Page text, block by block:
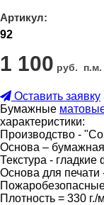
Артикул:
92
1 100 руб. п.м.
Оставить заявку
Бумажные
характеристики:
Производство -
Основа –
Текстура - гладкие
Основа для
Плотность = 330 г./